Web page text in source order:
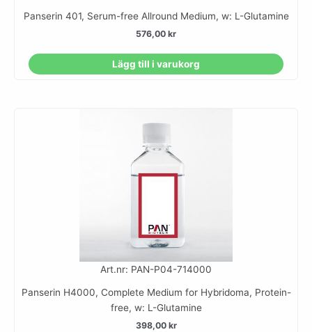
Panserin 401, Serum-free Allround Medium, w: L-Glutamine
576,00 kr
Lägg till i varukorg
Art.nr: PAN-P04-714000
Panserin H4000, Complete Medium for Hybridoma, Protein-
free, w: L-Glutamine
398,00 kr